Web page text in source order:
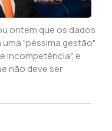
ontem que os dados
"péssima gestão"
incompetência", e
não deve ser